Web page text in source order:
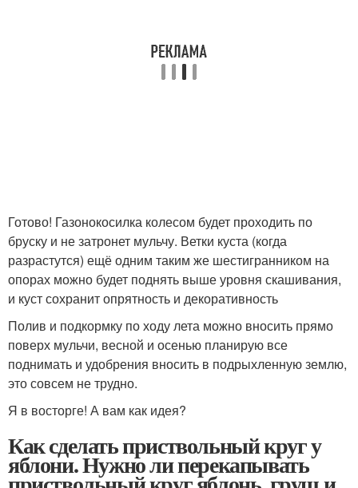
Готово! Газонокосилка колесом будет проходить по
бруску и не затронет мульчу. Ветки куста (когда
разрастутся) ещё одним таким же шестигранником на
опорах можно будет поднять выше уровня скашивания,
и куст сохранит опрятность и декоративность
Полив и подкормку по ходу лета можно вносить прямо
поверх мульчи, весной и осенью планирую все
поднимать и удобрения вносить в подрыхленную землю,
это совсем не трудно.
Я в восторге! А вам как идея?
Как сделать приствольный круг у
яблони. Нужно ли перекапывать